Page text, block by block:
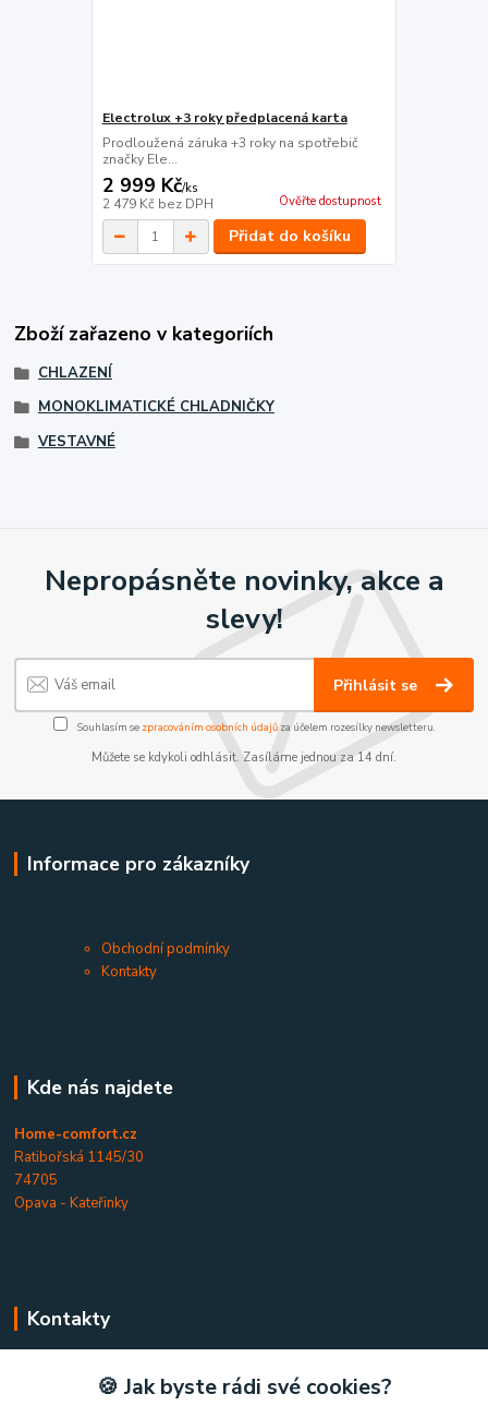
Electrolux +3 roky předplacená karta
Prodloužená záruka +3 roky na spotřebič
značky Ele...
2 999 Kč/ks
2 479 Kč bez DPH Ověřte dostupnost
Přidat do košíku
Zboží zařazeno v kategoriích
CHLAZENÍ
MONOKLIMATICKÉ CHLADNIČKY
VESTAVNÉ
Nepropásněte novinky, akce a
slevy!
Přihlásit se
Souhlasím se zpracováním osobních údajůza účelem rozesílky newsletteru.
Můžete se kdykoli odhlásit. Zasíláme jednou za 14 dní.
Informace pro zákazníky
Obchodní podmínky
Kontakty
Kde nás najdete
Home-comfort.cz
Ratibořská 1145/30
74705
Opava - Kateřinky
Kontakty
🍪 Jak byste rádi své cookies?